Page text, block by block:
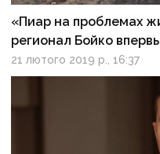
«Пиар на проблемах
регионал Бойко
21 лютого 2019 р., 16:37